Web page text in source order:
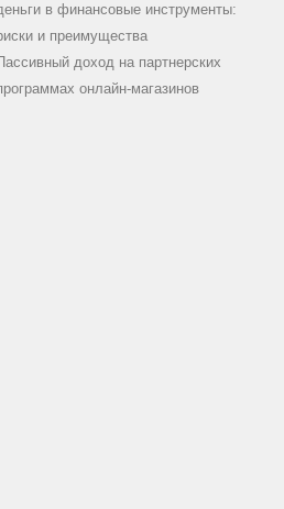
в финансовые инструменты:
и преимущества
доход на партнерских
онлайн-магазинов